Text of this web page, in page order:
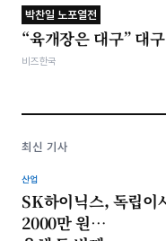
박찬일 노포열전
“육개장은 대구” 대
비즈한국
최신 기사
산업
SK하이닉스, 독립이
2000만 원…